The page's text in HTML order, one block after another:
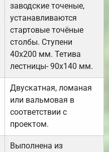
заводские точеные,
устанавливаются
стартовые точёные
столбы. Ступени
40х200 мм. Тетива
лестницы- 90х140 мм.
Двускатная, ломаная
или вальмовая в
соответствии с
проектом.
Выполнена из